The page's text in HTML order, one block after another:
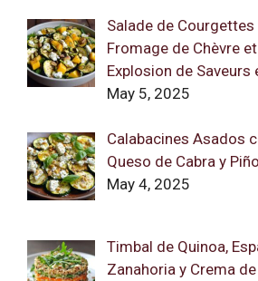
Salade de Courgettes
Fromage de Chèvre
Explosion de Saveurs
May 5, 2025
Calabacines Asados
Queso de Cabra y
May 4, 2025
Timbal de Quinoa,
Zanahoria y Crema